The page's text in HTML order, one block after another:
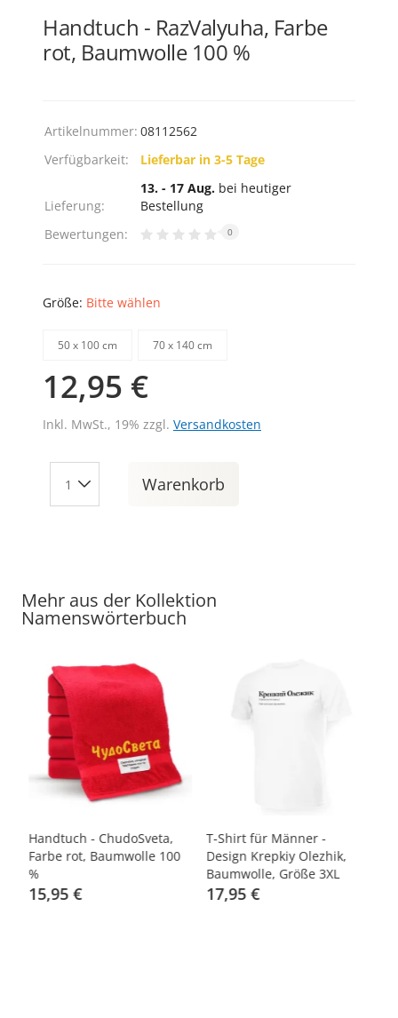
Handtuch - RazValyuha, Farbe
rot, Baumwolle 100 %
Artikelnummer: 08112562
Verfügbarkeit:
Lieferbar in 3-5 Tage
Lieferung:
13. - 17 Aug. bei heutiger
Bestellung
Bewertungen:
0
Größe: Bitte wählen
50 х 100 cm 70 х 140 cm
12,95 €
Inkl. MwSt., 19% zzgl. Versandkosten
Warenkorb
Mehr aus der Kollektion
Namenswörterbuch
Handtuch - ChudoSveta,
Farbe rot, Baumwolle 100
%
15,95 €
T-Shirt für Männer -
Design Krepkiy Olezhik,
Baumwolle, Größe 3XL
17,95 €